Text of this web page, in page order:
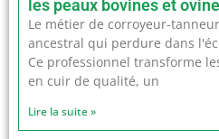
les peaux bovines et
Le métier de corroyeur-
ancestral qui perdure dans
Ce professionnel transforme
en cuir de qualité, un
Lire la suite »